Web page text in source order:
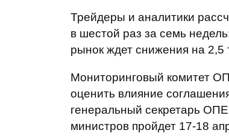
Трейдеры и аналитики
в шестой раз за семь
рынок ждет снижения на 2,5
Мониторинговый комитет
оценить влияние
генеральный секретарь
министров пройдет 17-18